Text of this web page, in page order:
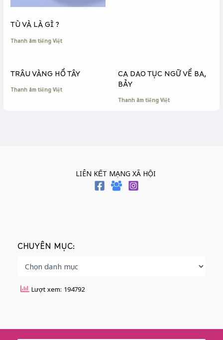
TÙ VÀ LÀ GÌ ?
Thanh âm tiếng Việt
TRÂU VÀNG HỒ TÂY
Thanh âm tiếng Việt
CA DAO TỤC NGỮ VỀ BA,
BẢY
Thanh âm tiếng Việt
LIÊN KẾT MẠNG XÃ HỘI
CHUYÊN MỤC:
Lượt xem: 194792